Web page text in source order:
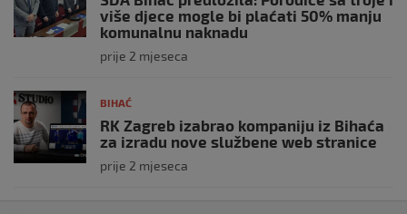
više djece mogle bi plaćati 50% manju
komunalnu naknadu
prije 2 mjeseca
BIHAĆ
RK Zagreb izabrao kompaniju iz Bihaća
za izradu nove službene web stranice
prije 2 mjeseca